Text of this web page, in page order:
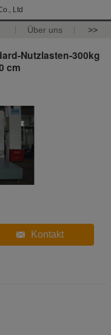
Ltd
Über uns >>
Nutzlasten-300kg
cm
Kontakt